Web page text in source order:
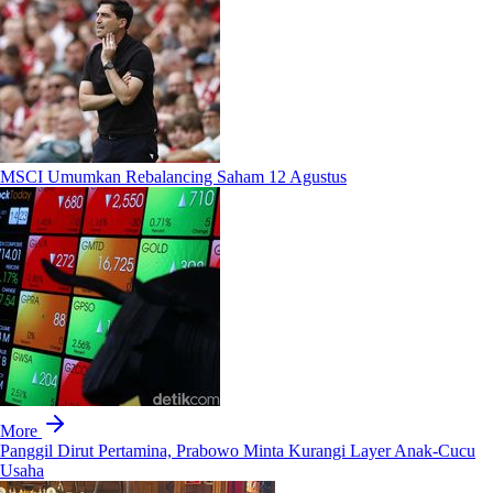
MSCI Umumkan Rebalancing Saham 12 Agustus
More
Panggil Dirut Pertamina, Prabowo Minta Kurangi Layer Anak-Cucu
Usaha